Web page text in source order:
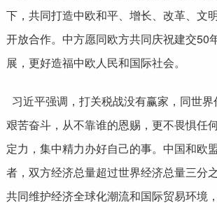
下，共同打造中欧和平、增长、改革、文
开放合作。中方愿同欧方共同庆祝建交50
展，更好造福中欧人民和国际社会。
习近平强调，打关税战没有赢家，同世
艰苦奋斗，从不靠谁的恩赐，更不畏惧任
定力，集中精力办好自己的事。中国和欧
者，双方经济总量超过世界经济总量三分
共同维护经济全球化潮流和国际贸易环境